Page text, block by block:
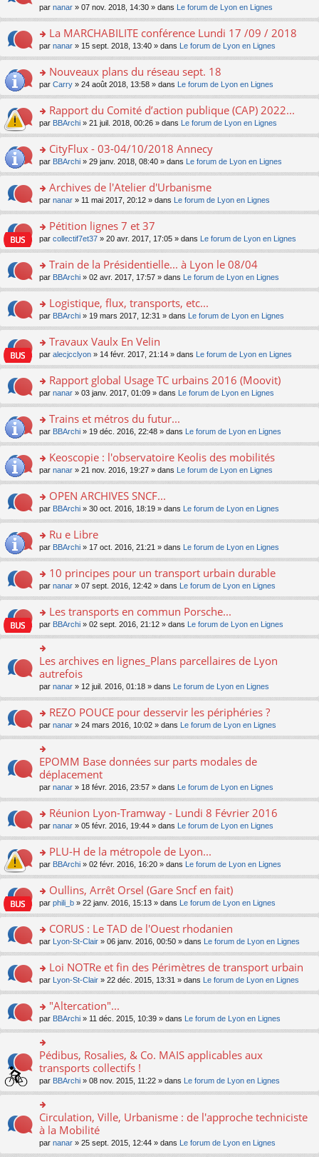
e
nt
u
s
c
e
nt
lu
pl
u
s
c
e
nt
e
n
o
lu
pl
u
s
c
e
nt
s
g
e
n
o
lu
pl
u
s
c
e
nt
le
m
e
s
g
e
n
o
lu
pl
u
s
c
e
nt
n
er
le
m
e
s
a
g
e
n
n
lu
le
pl
u
c
e
nt
par nanar » 07 nov. 2018, 14:30 » dans Le forum de Lyon en Lignes
o
n
ult
er
le
m
e
a
g
e
n
n
le
pl
u
ré
c
e
nt
La MARCHABILITE conférence Lundi 17 /09 / 2018
par nanar » 15 sept. 2018, 13:40 » dans Le forum de Lyon en Lignes
o
n
ult
er
le
m
e
a
g
e
n
n
le
pl
u
ré
c
e
nt
Nouveaux plans du réseau sept. 18
par Carry » 24 août 2018, 13:58 » dans Le forum de Lyon en Lignes
o
n
ult
er
le
m
e
a
g
e
n
n
le
pl
u
ré
c
e
nt
Rapport du Comité d’action publique (CAP) 2022...
par BBArchi » 21 juil. 2018, 00:26 » dans Le forum de Lyon en Lignes
o
n
ult
er
le
m
e
a
g
e
n
n
le
pl
u
ré
c
e
nt
CityFlux - 03-04/10/2018 Annecy
par BBArchi » 29 janv. 2018, 08:40 » dans Le forum de Lyon en Lignes
o
n
ult
er
le
m
e
a
g
e
n
n
le
pl
u
ré
c
e
nt
Archives de l'Atelier d'Urbanisme
par nanar » 11 mai 2017, 20:12 » dans Le forum de Lyon en Lignes
o
n
ult
er
le
m
e
a
g
e
n
n
le
pl
u
ré
c
e
nt
Pétition lignes 7 et 37
par collectif7et37 » 20 avr. 2017, 17:05 » dans Le forum de Lyon en Lignes
o
n
ult
er
le
m
e
a
g
e
n
n
le
pl
u
ré
c
e
nt
Train de la Présidentielle... à Lyon le 08/04
par BBArchi » 02 avr. 2017, 17:57 » dans Le forum de Lyon en Lignes
o
n
ult
er
le
m
e
a
g
e
n
n
le
pl
u
ré
c
e
nt
Logistique, flux, transports, etc...
par BBArchi » 19 mars 2017, 12:31 » dans Le forum de Lyon en Lignes
o
n
ult
er
le
m
e
a
g
e
n
n
le
pl
u
ré
c
e
nt
Travaux Vaulx En Velin
par alecjcclyon » 14 févr. 2017, 21:14 » dans Le forum de Lyon en Lignes
o
n
ult
er
le
m
e
a
g
e
n
n
le
pl
u
ré
c
e
nt
Rapport global Usage TC urbains 2016 (Moovit)
par nanar » 03 janv. 2017, 01:09 » dans Le forum de Lyon en Lignes
o
n
ult
er
le
m
e
a
g
e
n
n
le
pl
u
s
ré
c
e
nt
Trains et métros du futur...
par BBArchi » 19 déc. 2016, 22:48 » dans Le forum de Lyon en Lignes
o
n
ult
er
le
m
e
a
g
e
n
n
le
pl
u
s
e
nt
Keoscopie : l'observatoire Keolis des mobilités
par nanar » 21 nov. 2016, 19:27 » dans Le forum de Lyon en Lignes
o
n
ult
er
le
m
e
a
g
e
n
o
lu
le
pl
u
s
c
nt
OPEN ARCHIVES SNCF...
par BBArchi » 30 oct. 2016, 18:19 » dans Le forum de Lyon en Lignes
o
n
ult
er
le
m
e
s
g
e
n
o
lu
le
pl
u
s
ré
e
Ru e Libre
par BBArchi » 17 oct. 2016, 21:21 » dans Le forum de Lyon en Lignes
o
n
ult
er
le
m
s
a
e
n
o
n
lu
le
pl
u
s
ré
e
10 principes pour un transport urbain durable
par nanar » 07 sept. 2016, 12:42 » dans Le forum de Lyon en Lignes
o
n
s
ult
er
le
m
e
s
a
e
n
o
n
pl
u
s
ré
e
Les transports en commun Porsche...
par BBArchi » 02 sept. 2016, 21:12 » dans Le forum de Lyon en Lignes
n
ult
er
le
m
e
s
s
a
g
e
n
o
lu
le
pl
u
s
c
e
nt
Les archives en lignes_Plans parcellaires de Lyon
autrefois
par nanar » 12 juil. 2016, 01:18 » dans Le forum de Lyon en Lignes
o
n
s
ult
er
le
m
e
s
a
e
n
o
lu
le
pl
u
s
e
nt
REZO POUCE pour desservir les périphéries ?
par nanar » 24 mars 2016, 10:02 » dans Le forum de Lyon en Lignes
o
n
ult
er
le
m
e
s
a
g
e
n
lu
le
pl
u
ré
c
e
nt
EPOMM Base données sur parts modales de
déplacement
par nanar » 18 févr. 2016, 23:57 » dans Le forum de Lyon en Lignes
o
n
ult
er
le
m
e
a
g
e
n
n
le
pl
u
s
ré
c
e
nt
Réunion Lyon-Tramway - Lundi 8 Février 2016
par nanar » 05 févr. 2016, 19:44 » dans Le forum de Lyon en Lignes
o
n
ult
er
le
m
e
a
g
e
n
n
le
pl
u
s
c
nt
PLU-H de la métropole de Lyon...
par BBArchi » 02 févr. 2016, 16:20 » dans Le forum de Lyon en Lignes
o
n
ult
er
le
m
e
a
g
e
n
o
n
lu
le
pl
u
s
ré
e
Oullins, Arrêt Orsel (Gare Sncf en fait)
par phili_b » 22 janv. 2016, 15:13 » dans Le forum de Lyon en Lignes
o
n
ult
er
le
m
e
s
g
e
n
o
n
lu
le
pl
u
CORUS : Le TAD de l'Ouest rhodanien
par Lyon-St-Clair » 06 janv. 2016, 00:50 » dans Le forum de Lyon en Lignes
o
n
ult
er
le
m
e
s
a
e
n
o
n
Loi NOTRe et fin des Périmètres de transport urbain
par Lyon-St-Clair » 22 déc. 2015, 13:31 » dans Le forum de Lyon en Lignes
o
n
s
ult
er
le
m
e
s
s
a
g
e
"Altercation"...
par BBArchi » 11 déc. 2015, 10:39 » dans Le forum de Lyon en Lignes
o
n
ult
er
le
m
e
s
Pédibus, Rosalies, & Co. MAIS applicables aux
transports collectifs !
par BBArchi » 08 nov. 2015, 11:22 » dans Le forum de Lyon en Lignes
o
n
ult
Circulation, Ville, Urbanisme : de l'approche techniciste
à la Mobilité
par nanar » 25 sept. 2015, 12:44 » dans Le forum de Lyon en Lignes